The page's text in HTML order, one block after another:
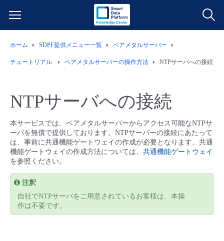
サービス一覧
クラウド/サーバー
ネットワーク
IoT
モニタリング/監査
データ利活用
クラウド/サーバー
ネットワーク
IoT
料金情報
料金シミュレーター
データ利活用
クラウド/サーバー
ご利用開始ガイド
■ 管理機能
- 管理機能
ユースケース
- バックアップ
故障/メンテナンス情報
ホーム SDPF提供メニュー一覧 ベアメタルサーバー
チュートリアル ベアメタルサーバーの操作方法 NTPサーバへの接続
NTPサーバへの接続
本サービスでは、ベアメタルサーバーからアクセス可能なNTPサ
ーバを無償で提供しております。NTPサーバーの接続にあたって
は、事前に共通機能ゲートウェイの作成が必要となります。共通
機能ゲートウェイの作成方法については、 共通機能ゲートウェイ
を参照ください。
注釈
自社でNTPサーバをご用意されているお客様は、本操
作は不要です。